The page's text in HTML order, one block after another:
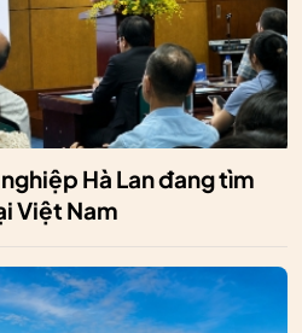
Hà Lan đang tìm
Việt Nam